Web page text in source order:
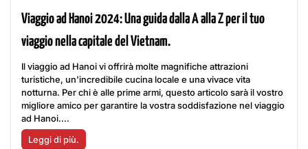
Viaggio ad Hanoi 2024: Una guida dalla A alla Z per il tuo
viaggio nella capitale del Vietnam.
Il viaggio ad Hanoi vi offrirà molte magnifiche attrazioni
turistiche, un'incredibile cucina locale e una vivace vita
notturna. Per chi è alle prime armi, questo articolo sarà il vostro
migliore amico per garantire la vostra soddisfazione nel viaggio
ad Hanoi....
Leggi di più.